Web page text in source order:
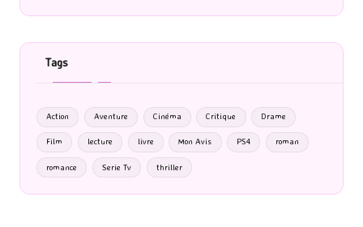
Tags
Action Aventure Cinéma Critique Drame
Film lecture livre Mon Avis PS4 roman
romance Serie Tv thriller